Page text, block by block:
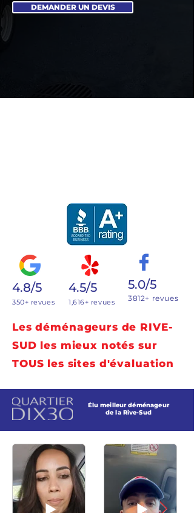
DEMANDER UN DEVIS
4.8/5
350+ revues
4.5/5
1,616+ revues
5.0/5
3812+ revues
Les déménageurs de RIVE-
SUD les mieux notés sur
TOUS les sites d'évaluation
Élu meilleur déménageur
de la Rive-Sud